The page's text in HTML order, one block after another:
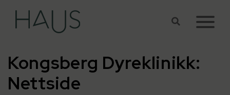
Kongsberg Dyreklinikk:
Nettside